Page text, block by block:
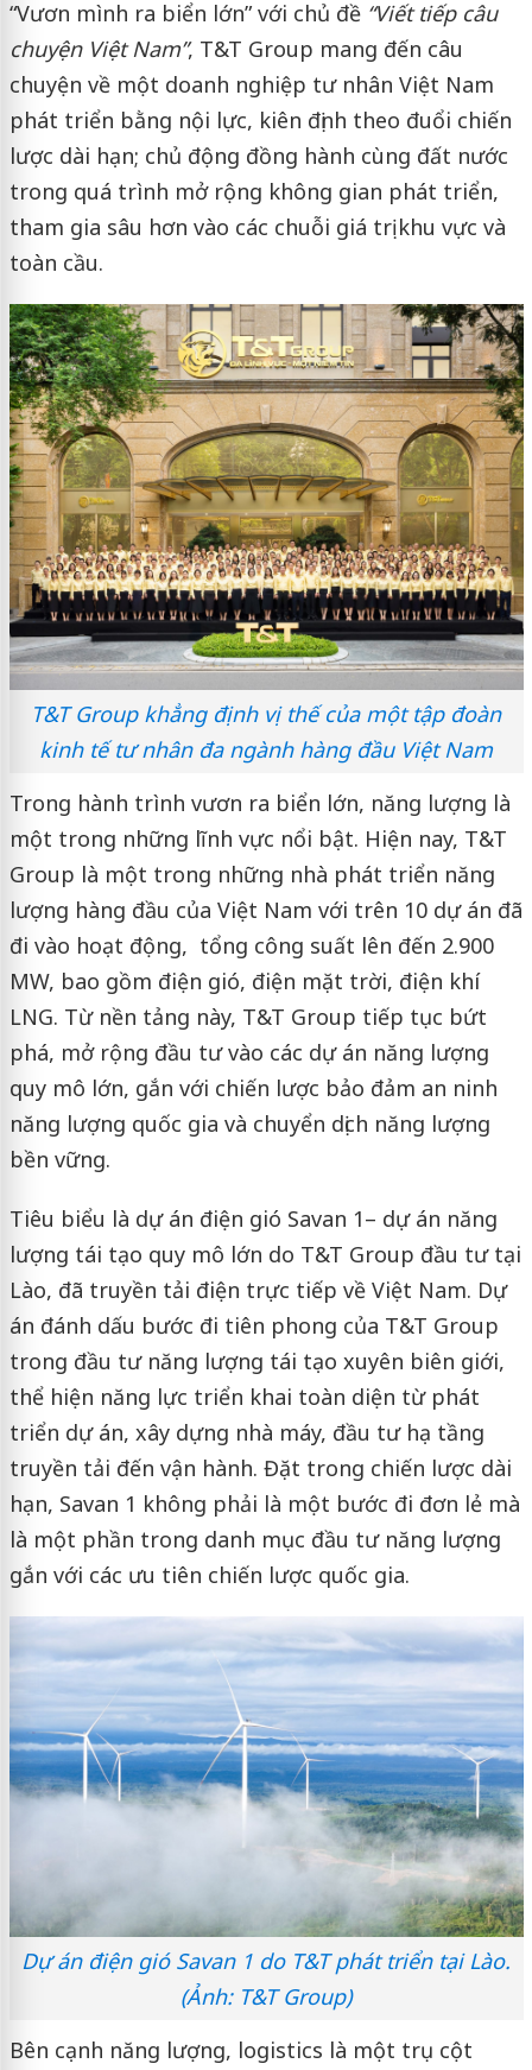
“Vươn mình ra biển lớn” với chủ đề “Viết tiếp câu
chuyện Việt Nam”, T&T Group mang đến câu
chuyện về một doanh nghiệp tư nhân Việt Nam
phát triển bằng nội lực, kiên định theo đuổi chiến
lược dài hạn; chủ động đồng hành cùng đất nước
trong quá trình mở rộng không gian phát triển,
tham gia sâu hơn vào các chuỗi giá trị khu vực và
toàn cầu.
T&T Group khẳng định vị thế của một tập đoàn
kinh tế tư nhân đa ngành hàng đầu Việt Nam
Trong hành trình vươn ra biển lớn, năng lượng là
một trong những lĩnh vực nổi bật. Hiện nay, T&T
Group là một trong những nhà phát triển năng
lượng hàng đầu của Việt Nam với trên 10 dự án đã
đi vào hoạt động, tổng công suất lên đến 2.900
MW, bao gồm điện gió, điện mặt trời, điện khí
LNG. Từ nền tảng này, T&T Group tiếp tục bứt
phá, mở rộng đầu tư vào các dự án năng lượng
quy mô lớn, gắn với chiến lược bảo đảm an ninh
năng lượng quốc gia và chuyển dịch năng lượng
bền vững.
Tiêu biểu là dự án điện gió Savan 1– dự án năng
lượng tái tạo quy mô lớn do T&T Group đầu tư tại
Lào, đã truyền tải điện trực tiếp về Việt Nam. Dự
án đánh dấu bước đi tiên phong của T&T Group
trong đầu tư năng lượng tái tạo xuyên biên giới,
thể hiện năng lực triển khai toàn diện từ phát
triển dự án, xây dựng nhà máy, đầu tư hạ tầng
truyền tải đến vận hành. Đặt trong chiến lược dài
hạn, Savan 1 không phải là một bước đi đơn lẻ mà
là một phần trong danh mục đầu tư năng lượng
gắn với các ưu tiên chiến lược quốc gia.
Dự án điện gió Savan 1 do T&T phát triển tại Lào.
(Ảnh: T&T Group)
Bên cạnh năng lượng, logistics là một trụ cột